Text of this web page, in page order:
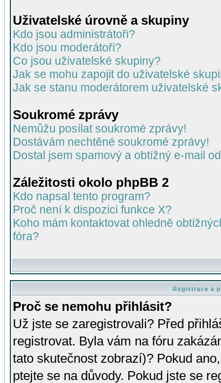
Uživatelské úrovně a skupiny
Kdo jsou administrátoři?
Kdo jsou moderátoři?
Co jsou uživatelské skupiny?
Jak se mohu zapojit do uživatelské
Jak se stanu moderátorem uživatelské
Soukromé zprávy
Nemůžu posílat soukromé zprávy!
Dostávám nechtěné soukromé zprávy!
Dostal jsem spamový a obtížný e-mail
Záležitosti okolo phpBB 2
Kdo napsal tento program?
Proč není k dispozici funkce X?
Koho mám kontaktovat ohledně
fóra?
Registrace a
Proč se nemohu přihlásit?
Už jste se zaregistrovali? Před
registrovat. Byla vám na fóru
tato skutečnost zobrazí)? Pokud
ptejte se na důvody. Pokud jste se